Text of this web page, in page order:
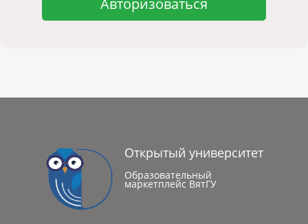
Авторизоваться
Открытый университет
Образовательный
маркетплейс ВятГУ